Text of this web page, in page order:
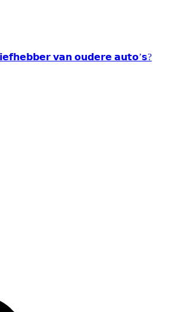
𝘃𝗮𝗻 𝗼𝘂𝗱𝗲𝗿𝗲 𝗮𝘂𝘁𝗼’𝘀?